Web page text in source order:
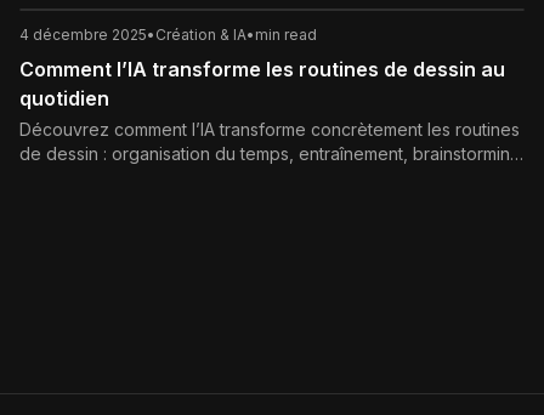
4 décembre 2025• Création & IA• min read
Comment l’IA transforme les routines de dessin au
quotidien
Découvrez comment l’IA transforme concrètement les routines
de dessin : organisation du temps, entraînement, brainstorming